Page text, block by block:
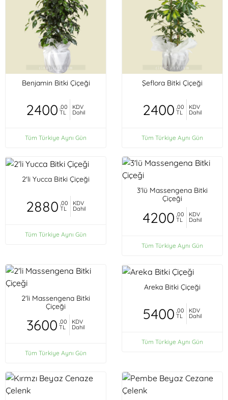
Benjamin Bitki Çiçeği
2400 ,00
TL
KDV
Dahil
Tüm Türkiye Aynı Gün
Şeflora Bitki Çiçeği
2400 ,00
TL
KDV
Dahil
Tüm Türkiye Aynı Gün
2'li Yucca Bitki Çiçeği
2880 ,00
TL
KDV
Dahil
Tüm Türkiye Aynı Gün
3'lü Massengena Bitki
Çiçeği
4200 ,00
TL
KDV
Dahil
Tüm Türkiye Aynı Gün
2'li Massengena Bitki
Çiçeği
3600 ,00
TL
KDV
Dahil
Tüm Türkiye Aynı Gün
Areka Bitki Çiçeği
5400 ,00
TL
KDV
Dahil
Tüm Türkiye Aynı Gün